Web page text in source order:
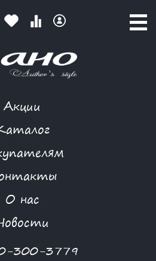
Акции
О нас
300-3779
КЛЕТКА